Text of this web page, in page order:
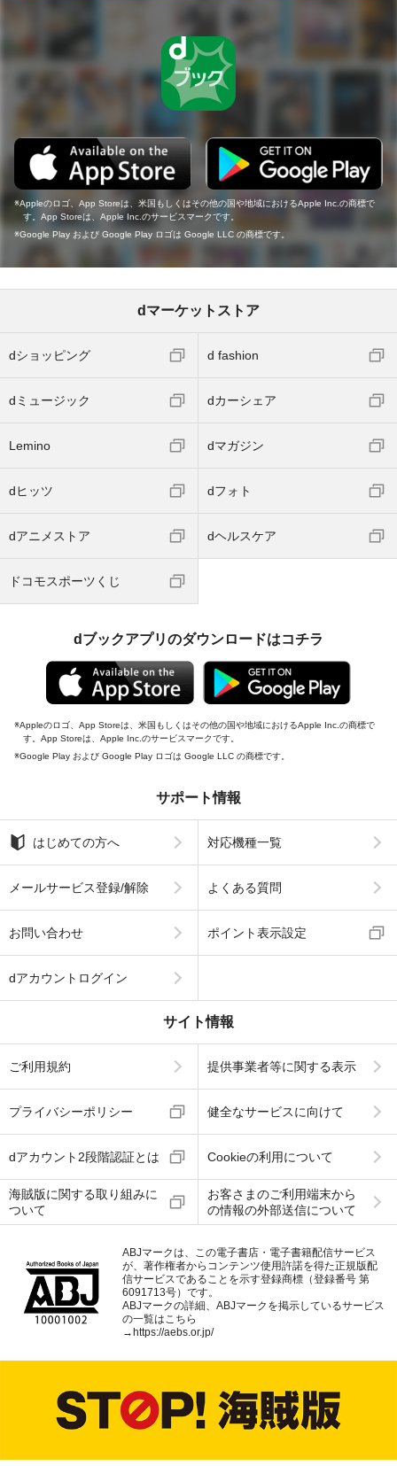
Appleのロゴ、App Storeは、米国もしくはその他の国や地域におけるApple Inc.の商標で
す。App Storeは、Apple Inc.のサービスマークです。
Google Play および Google Play ロゴは Google LLC の商標です。
dマーケットストア
dショッピング d fashion
dミュージック dカーシェア
Lemino dマガジン
dヒッツ dフォト
dアニメストア dヘルスケア
ドコモスポーツくじ
dブックアプリのダウンロードはコチラ
Appleのロゴ、App Storeは、米国もしくはその他の国や地域におけるApple Inc.の商標で
す。App Storeは、Apple Inc.のサービスマークです。
Google Play および Google Play ロゴは Google LLC の商標です。
サポート情報
はじめての方へ 対応機種一覧
メールサービス登録/解除 よくある質問
お問い合わせ ポイント表示設定
dアカウントログイン
サイト情報
ご利用規約 提供事業者等に関する表示
プライバシーポリシー 健全なサービスに向けて
dアカウント2段階認証とは Cookieの利用について
海賊版に関する取り組みに
ついて
お客さまのご利用端末から
の情報の外部送信について
ABJマークは、この電子書店・電子書籍配信サービス
が、著作権者からコンテンツ使用許諾を得た正規版配
信サービスであることを示す登録商標（登録番号 第
6091713号）です。
ABJマークの詳細、ABJマークを掲示しているサービス
の一覧はこちら
→ https://aebs.or.jp/